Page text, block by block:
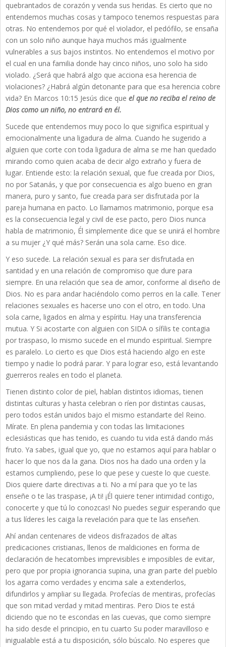
quebrantados de corazón y venda sus heridas. Es cierto que no
entendemos muchas cosas y tampoco tenemos respuestas para
otras. No entendemos por qué el violador, el pedófilo, se ensaña
con un solo niño aunque haya muchos más igualmente
vulnerables a sus bajos instintos. No entendemos el motivo por
el cual en una familia donde hay cinco niños, uno solo ha sido
violado. ¿Será que habrá algo que acciona esa herencia de
violaciones? ¿Habrá algún detonante para que esa herencia cobre
vida? En Marcos 10:15 Jesús dice que el que no reciba el reino de
Dios como un niño, no entrará en él.
Sucede que entendemos muy poco lo que significa espiritual y
emocionalmente una ligadura de alma. Cuando he sugerido a
alguien que corte con toda ligadura de alma se me han quedado
mirando como quien acaba de decir algo extraño y fuera de
lugar. Entiende esto: la relación sexual, que fue creada por Dios,
no por Satanás, y que por consecuencia es algo bueno en gran
manera, puro y santo, fue creada para ser disfrutada por la
pareja humana en pacto. Lo llamamos matrimonio, porque esa
es la consecuencia legal y civil de ese pacto, pero Dios nunca
habla de matrimonio, Él simplemente dice que se unirá el hombre
a su mujer ¿Y qué más? Serán una sola carne. Eso dice.
Y eso sucede. La relación sexual es para ser disfrutada en
santidad y en una relación de compromiso que dure para
siempre. En una relación que sea de amor, conforme al diseño de
Dios. No es para andar haciéndolo como perros en la calle. Tener
relaciones sexuales es hacerse uno con el otro, en todo. Una
sola carne, ligados en alma y espíritu. Hay una transferencia
mutua. Y Si acostarte con alguien con SIDA o sífilis te contagia
por traspaso, lo mismo sucede en el mundo espiritual. Siempre
es paralelo. Lo cierto es que Dios está haciendo algo en este
tiempo y nadie lo podrá parar. Y para lograr eso, está levantando
guerreros reales en todo el planeta.
Tienen distinto color de piel, hablan distintos idiomas, tienen
distintas culturas y hasta celebran o ríen por distintas causas,
pero todos están unidos bajo el mismo estandarte del Reino.
Mírate. En plena pandemia y con todas las limitaciones
eclesiásticas que has tenido, es cuando tu vida está dando más
fruto. Ya sabes, igual que yo, que no estamos aquí para hablar o
hacer lo que nos da la gana. Dios nos ha dado una orden y la
estamos cumpliendo, pese lo que pese y cueste lo que cueste.
Dios quiere darte directivas a ti. No a mí para que yo te las
enseñe o te las traspase, ¡A ti! ¡Él quiere tener intimidad contigo,
conocerte y que tú lo conozcas! No puedes seguir esperando que
a tus líderes les caiga la revelación para que te las enseñen.
Ahí andan centenares de videos disfrazados de altas
predicaciones cristianas, llenos de maldiciones en forma de
declaración de hecatombes imprevisibles e imposibles de evitar,
pero que por propia ignorancia supina, una gran parte del pueblo
los agarra como verdades y encima sale a extenderlos,
difundirlos y ampliar su llegada. Profecías de mentiras, profecías
que son mitad verdad y mitad mentiras. Pero Dios te está
diciendo que no te escondas en las cuevas, que como siempre
ha sido desde el principio, en tu cuarto Su poder maravilloso e
inigualable está a tu disposición, sólo búscalo. No esperes que